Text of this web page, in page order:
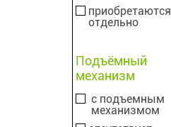
приобретаются
отдельно
Подъёмный
механизм
с подъемным
механизмом